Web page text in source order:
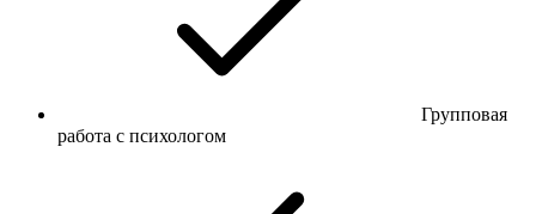
Групповая
работа с психологом